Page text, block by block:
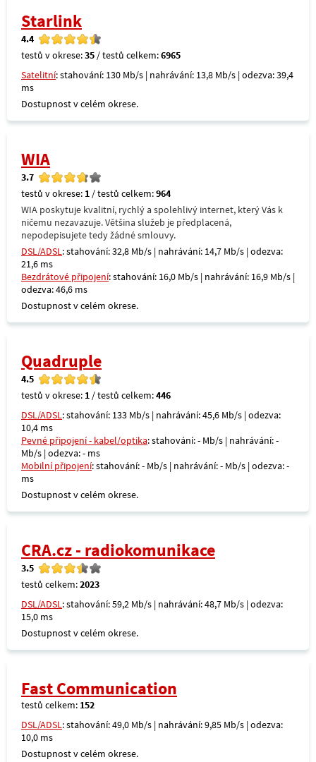
Starlink
4.4
testů v okrese:35 / testů celkem:6965
Satelitní: stahování: 130 Mb/s | nahrávání: 13,8 Mb/s | odezva: 39,4
ms
Dostupnost v celém okrese.
WIA
3.7
testů v okrese: 1 / testů celkem:964
WIA poskytuje kvalitní, rychlý a spolehlivý internet, který Vás k
ničemu nezavazuje. Většina služeb je předplacená,
nepodepisujete tedy žádné smlouvy.
DSL/ADSL: stahování: 32,8 Mb/s | nahrávání: 14,7 Mb/s | odezva:
21,6 ms
Bezdrátové připojení: stahování: 16,0 Mb/s | nahrávání: 16,9 Mb/s |
odezva: 46,6 ms
Dostupnost v celém okrese.
Quadruple
4.5
testů v okrese: 1 / testů celkem:446
DSL/ADSL: stahování: 133 Mb/s | nahrávání: 45,6 Mb/s | odezva:
10,4 ms
Pevné připojení - kabel/optika: stahování: - Mb/s | nahrávání: -
Mb/s | odezva: - ms
Mobilní připojení: stahování: - Mb/s | nahrávání: - Mb/s | odezva: -
ms
Dostupnost v celém okrese.
CRA.cz - radiokomunikace
3.5
testů celkem:2023
DSL/ADSL: stahování: 59,2 Mb/s | nahrávání: 48,7 Mb/s | odezva:
15,0 ms
Dostupnost v celém okrese.
Fast Communication
testů celkem: 152
DSL/ADSL: stahování: 49,0 Mb/s | nahrávání: 9,85 Mb/s | odezva:
10,0 ms
Dostupnost v celém okrese.